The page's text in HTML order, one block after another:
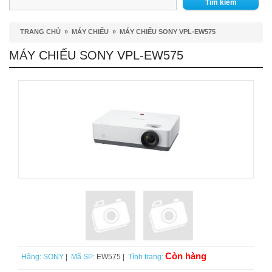
Tìm kiếm
TRANG CHỦ » MÁY CHIẾU » MÁY CHIẾU SONY VPL-EW575
MÁY CHIẾU SONY VPL-EW575
Hãng: SONY Mã SP: EW575 | Tình trạng: Còn hàng